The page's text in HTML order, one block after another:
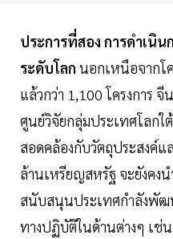
ประการที่สอง การดำเนิ
ระดับโลก นอกเหนือจากโ
แล้วกว่า 1,100 โครงการ
ศูนย์วิจัยกลุ่มประเทศโลกใ
สอดคล้องกับวัตถุประสงค์
ล้านเหรียญสหรัฐ จะยังคง
สนับสนุนประเทศกำลังพัฒ
ทางปฏิบัติในด้านต่างๆ เช่